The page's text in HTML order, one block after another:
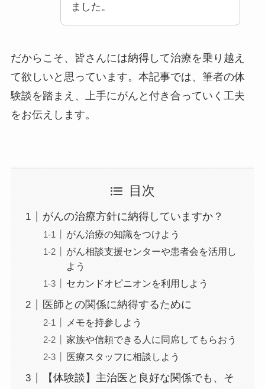
ました。
だからこそ、皆さんには納得して治療を乗り越え
て欲しいと思っています。本記事では、筆者の体
験談を踏まえ、上手にがんと付き合っていく工夫
をお伝えします。
目次
がんの治療方針に納得していますか？
がん治療の知識をつけよう
がん相談支援センターや患者会を活用し
よう
セカンドオピニオンを利用しよう
医師との関係に納得するために
メモを持参しよう
家族や信頼できる人に同席してもらおう
医療スタッフに相談しよう
【体験談】主治医と良好な関係でも、そ